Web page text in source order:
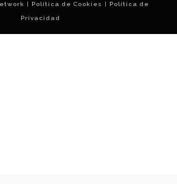
|Política de Cookies |Política de
Privacidad